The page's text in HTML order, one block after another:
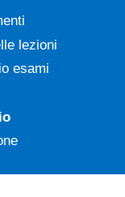
lezioni
esami